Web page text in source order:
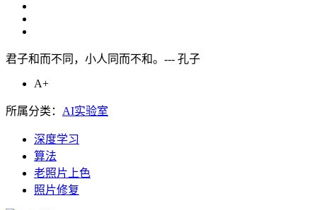
君子和而不同，小人同而不和。--- 孔子
A+
所属分类： AI实验室
深度学习
算法
老照片上色
照片修复